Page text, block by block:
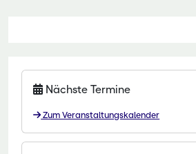
Nächste Termine
Zum Veranstaltungskalender